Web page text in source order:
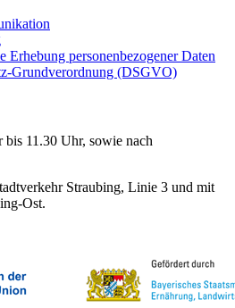
Erhebung personenbezogener Daten
Grundverordnung (DSGVO)
11.30 Uhr, sowie nach
Straubing, Linie 3 und mit
Ost.